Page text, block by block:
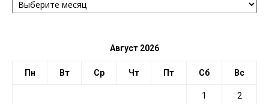
ПО
Август 2026
Пн Вт Ср Чт Пт Сб Вс
1 2